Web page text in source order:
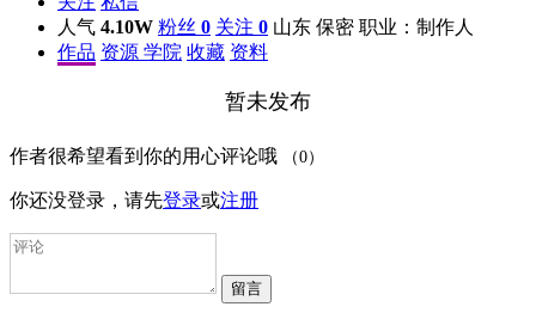
人气 4.10W 粉丝 0 关注 0 山东 保密 职业：制作人
作品 资源 学院 收藏 资料
暂未发布
作者很希望看到你的用心评论哦 （0）
你还没登录，请先登录或注册